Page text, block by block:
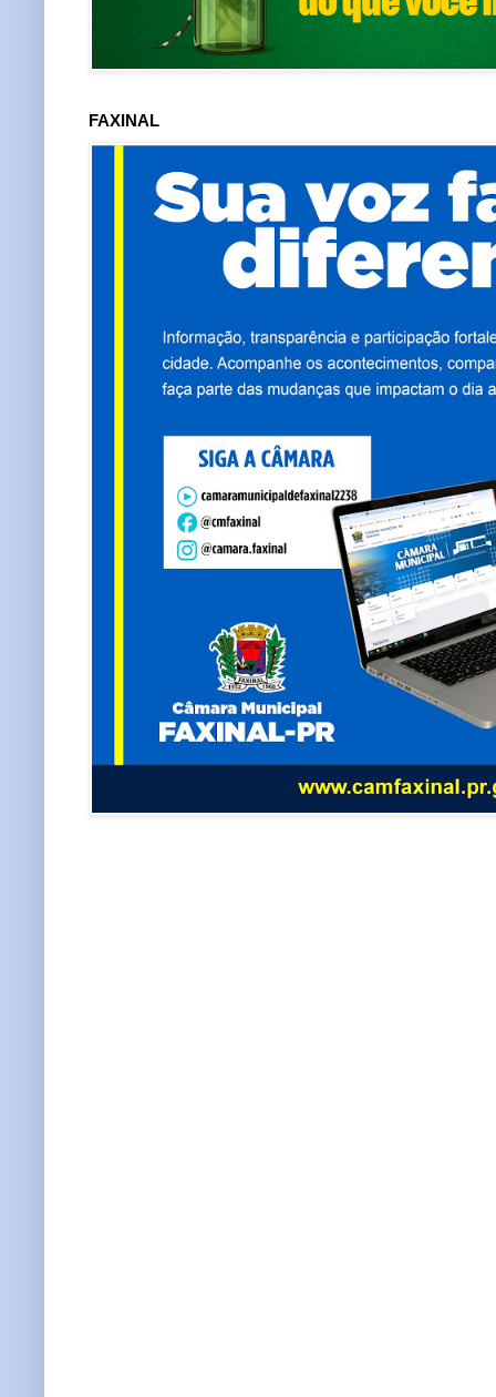
FAXINAL